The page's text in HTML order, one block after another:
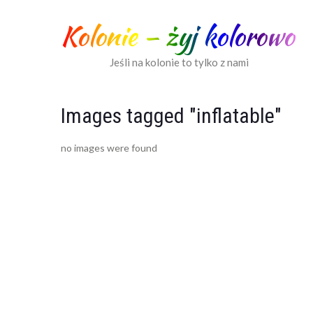
Kolonie – żyj kolorowo
Jeśli na kolonie to tylko z nami
Images tagged "inflatable"
no images were found